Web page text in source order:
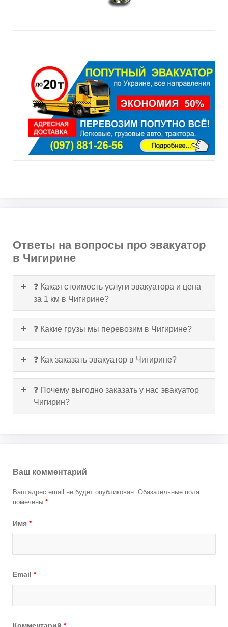
Ответы на вопросы про эвакуатор
в Чигирине
❓ Какая стоимость услуги эвакуатора и цена
за 1 км в Чигирине?
❓ Какие грузы мы перевозим в Чигирине?
❓ Как заказать эвакуатор в Чигирине?
❓ Почему выгодно заказать у нас эвакуатор
Чигирин?
Ваш комментарий
Ваш адрес email не будет опубликован. Обязательные поля
помечены *
Имя *
Email *
Комментарий *